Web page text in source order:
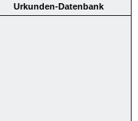
Urkunden-Datenbank